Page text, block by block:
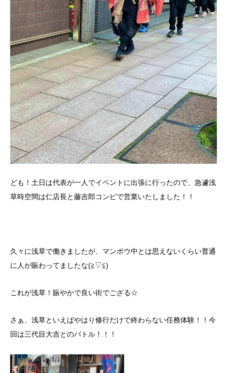
ども！土日は代表が一人でイベントに出張に行ったので、急遽浅
草時空間は仁店長と藤吉郎コンビで営業いたしました！！
久々に浅草で働きましたが、マンボウ中とは思えないくらい普通
に人が賑わってましたな(≧▽≦)
これが浅草！賑やかで良い街でござる☆
さぁ、浅草といえばやはり修行だけで終わらない任務体験！！今
回は三代目大吉とのバトル！！！